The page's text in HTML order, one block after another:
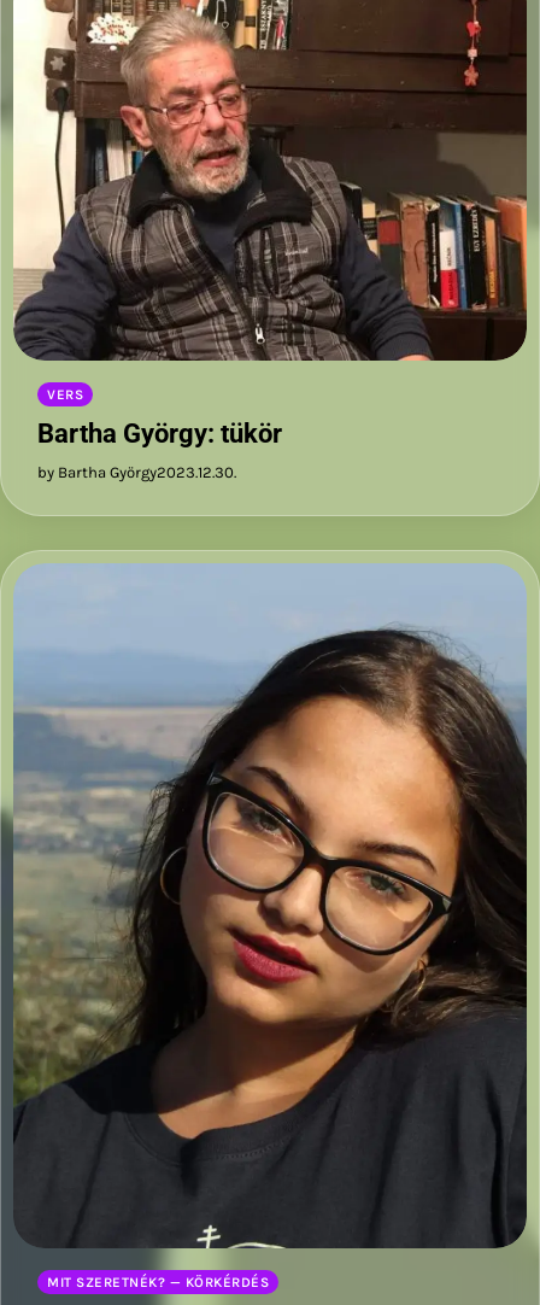
VERS
Bartha György: tükör
by Bartha György2023.12.30.
MIT SZERETNÉK? — KÖRKÉRDÉS